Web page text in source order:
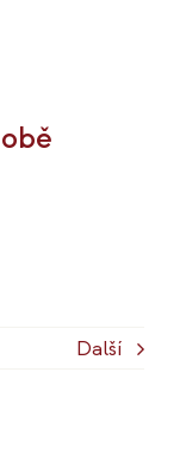
Další